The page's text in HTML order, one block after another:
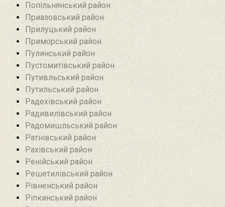
Попільнянський район‎
Приазовський район
Прилуцький район
Приморський район
Пулинський район
Пустомитівський район
Путивльський район‎
Путильський район
Радехівський район
Радивилівський район
Радомишльський район‎
Ратнівський район
Рахівський район
Ренійський район
Решетилівський район
Рівненський район
Ріпкинський район